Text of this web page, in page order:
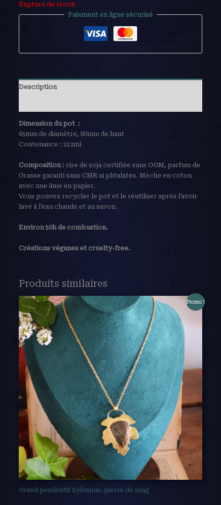
Rupture de stock
Paiement en ligne sécurisé
Description
Dimension du pot :
65mm de diamètre, 80mm de haut
Contenance : 212ml
Composition :cire de soja certifiée sans OGM, parfum de
Grasse garanti sans CMR ni phtalates. Mèche en coton
avec une âme en papier.
Vous pouvez recycler le pot et le réutiliser après l’avoir
lavé à l’eau chaude et au savon.
Environ 50h de combustion.
Créations véganes et cruelty-free.
Produits similaires
Promo !
Grand pendentif Sylvanus, pierre de sang